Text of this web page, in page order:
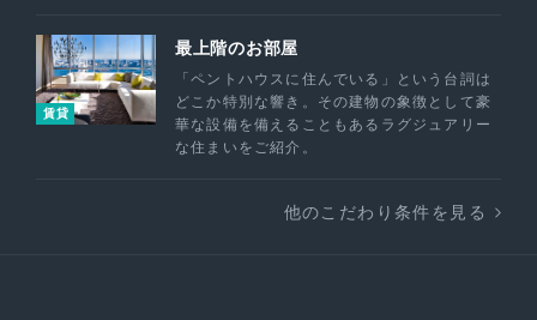
賃貸
最上階のお部屋
「ペントハウスに住んでいる」という台詞は
どこか特別な響き。その建物の象徴として豪
華な設備を備えることもあるラグジュアリー
な住まいをご紹介。
他のこだわり条件を見る